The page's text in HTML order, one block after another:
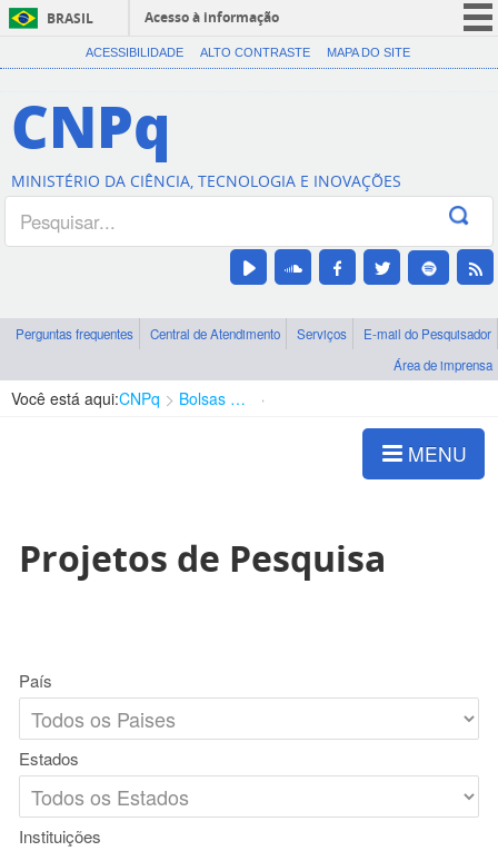
BRASIL
Acesso à informação
CORONAVÍRUS (COVID-19)
Canais
ACESSIBILIDADE ALTO CONTRASTE MAPA DO SITE
CNPq
MINISTÉRIO DA CIÊNCIA, TECNOLOGIA E INOVAÇÕES
Perguntas frequentes Central de Atendimento Serviços
E-mail do Pesquisador
Área de imprensa
Você está aqui:CNPq Bolsas e Auxílios Vigentes
MENU
Projetos de Pesquisa
País
Estados
Instituições